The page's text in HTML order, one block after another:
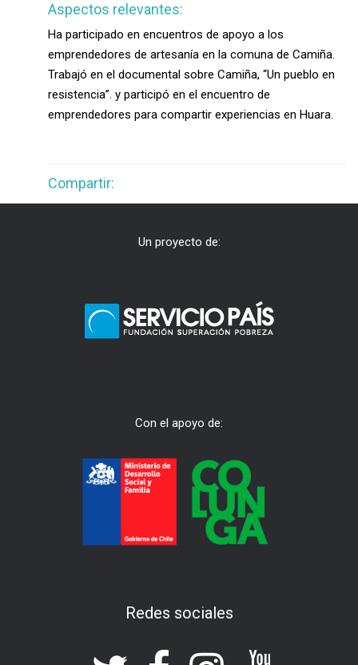
Aspectos relevantes:
Ha participado en encuentros de apoyo a los
emprendedores de artesanía en la comuna de Camiña.
Trabajó en el documental sobre Camiña, “Un pueblo en
resistencia”. y participó en el encuentro de
emprendedores para compartir experiencias en Huara.
Compartir:
Un proyecto de:
Con el apoyo de:
Redes sociales